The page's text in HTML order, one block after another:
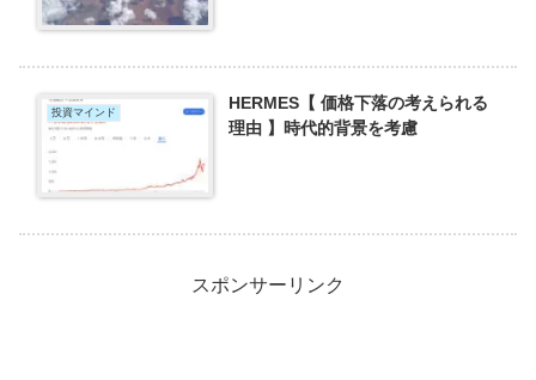
投資マインド
HERMES【 価格下落の考えられる
理由 】時代的背景を考慮
スポンサーリンク